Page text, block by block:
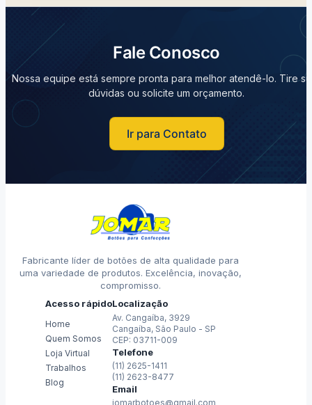
Fale Conosco
Nossa equipe está sempre pronta para melhor atendê-lo. Tire
dúvidas ou solicite um orçamento.
Ir para Contato
Fabricante líder de botões de alta qualidade para
uma variedade de produtos. Excelência, inovação,
compromisso.
Acesso rápido
Home
Quem Somos
Loja Virtual
Trabalhos
Blog
Localização
Av. Cangaíba, 3929
Cangaíba, São Paulo - SP
CEP: 03711-009
Telefone
(11) 2625-1411
(11) 2623-8477
Email
jomarbotoes@gmail.com